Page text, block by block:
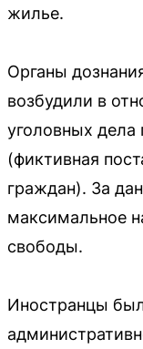
жилье.
Органы
возбудили в
уголовных дела
(фиктивная
граждан). За
максимальное
свободы.
Иностранцы